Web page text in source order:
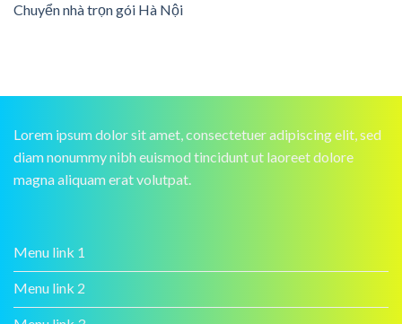
Chuyển nhà trọn gói Hà Nội
Lorem ipsum dolor sit amet, consectetuer adipiscing elit, sed
diam nonummy nibh euismod tincidunt ut laoreet dolore
magna aliquam erat volutpat.
Menu link 1
Menu link 2